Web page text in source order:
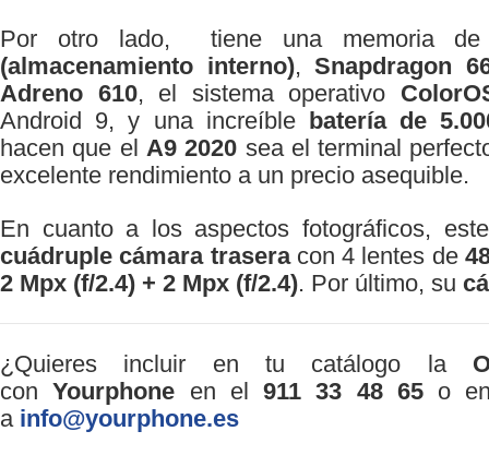
Por otro lado, tiene una memoria
(almacenamiento interno),Snapdragon
Adreno 610, el sistema operativo
Android 9, y una increíble batería de
hacen que el A9 2020 sea el terminal
excelente rendimiento a un precio asequible.
En cuanto a los aspectos fotográficos,
cuádruple cámara traseracon 4 lentes de
2 Mpx (f/2.4) + 2 Mpx (f/2.4). Por último, su
¿Quieres incluir en tu catálogo la
conYourphone en el 911 33 48 65o
a info@yourphone.es